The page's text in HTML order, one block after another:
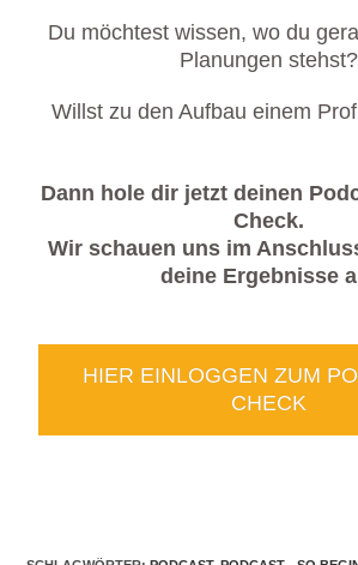
Du möchtest wissen, wo du
Planungen stehst?
Willst zu den Aufbau einem
Dann hole dir jetzt deinen
Check.
Wir schauen uns im
deine Ergebnisse
HIER EINLOGGEN ZUM
CHECK